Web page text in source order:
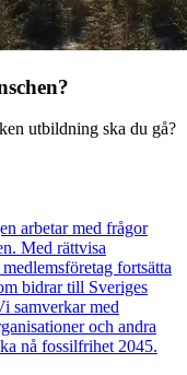
utbildning ska du gå?
arbetar med frågor
Med rättvisa
fortsätta
bidrar till Sveriges
samverkar med
och andra
nå fossilfrihet 2045.